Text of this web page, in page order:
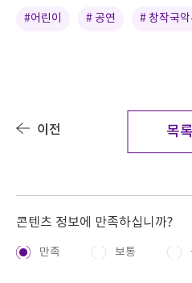
#어린이 # 공연 # 창작국악
이전 목록
콘텐츠 정보에 만족하십니까?
만족 보통